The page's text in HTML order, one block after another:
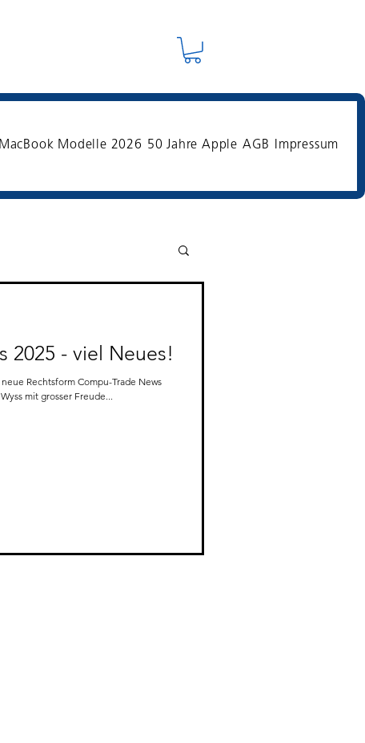
MacBook Modelle 2026 50 Jahre Apple AGB Impressum
2025 - viel Neues!
Compu-Trade News
mit grosser Freude...